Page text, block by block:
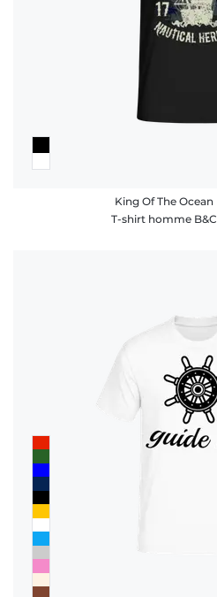
King Of The Ocean
T-shirt homme B&C